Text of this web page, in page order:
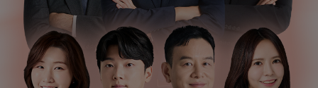
합격생 양*성님 합격생 이*원님
해커스에서 시작했으면
더 빨리 합격하지
해커스 여지훈
평가사님의 기출강의와